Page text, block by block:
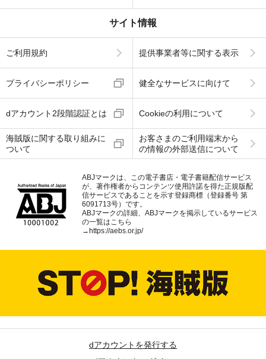
サイト情報
ご利用規約 提供事業者等に関する表示
プライバシーポリシー 健全なサービスに向けて
dアカウント2段階認証とは Cookieの利用について
海賊版に関する取り組みに
ついて
お客さまのご利用端末から
の情報の外部送信について
ABJマークは、この電子書店・電子書籍配信サービス
が、著作権者からコンテンツ使用許諾を得た正規版配
信サービスであることを示す登録商標（登録番号 第
6091713号）です。
ABJマークの詳細、ABJマークを掲示しているサービス
の一覧はこちら
→ https://aebs.or.jp/
dアカウントを発行する